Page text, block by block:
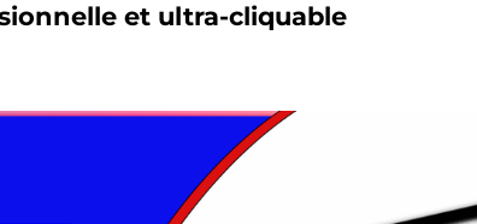
et ultra-cliquable